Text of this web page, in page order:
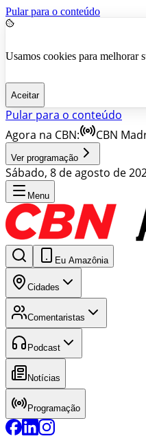
Pular para o conteúdo
Usamos cookies para melhorar
Aceitar
Pular para o conteúdo
Agora na CBN:
CBN
Ver programação
Sábado, 8 de agosto de
Menu
Eu Amazônia
Cidades
Comentaristas
Podcast
Notícias
Programação